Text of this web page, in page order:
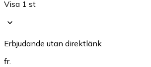
Visa 1 st
Erbjudande utan direktlänk
fr.